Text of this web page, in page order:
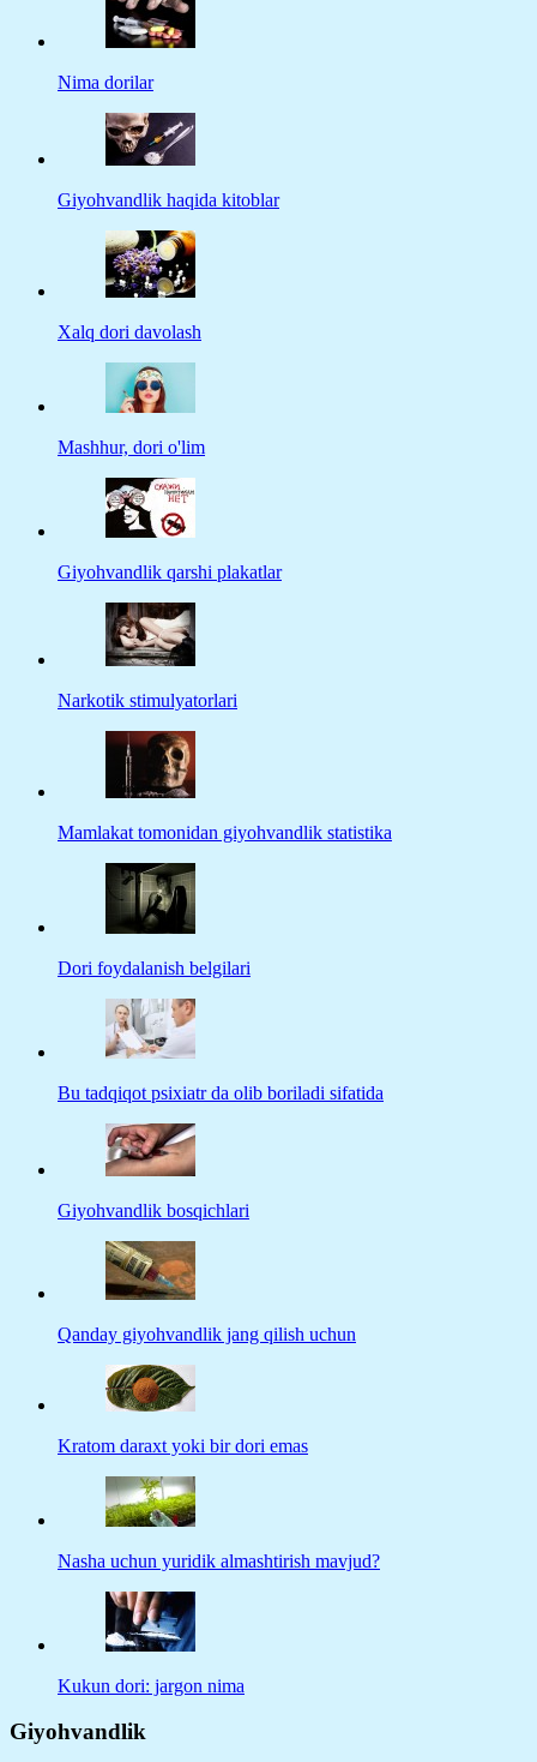
Nima dorilar
Giyohvandlik haqida kitoblar
Xalq dori davolash
Mashhur, dori o'lim
Giyohvandlik qarshi plakatlar
Narkotik stimulyatorlari
Mamlakat tomonidan giyohvandlik statistika
Dori foydalanish belgilari
Bu tadqiqot psixiatr da olib boriladi sifatida
Giyohvandlik bosqichlari
Qanday giyohvandlik jang qilish uchun
Kratom daraxt yoki bir dori emas
Nasha uchun yuridik almashtirish mavjud?
Kukun dori: jargon nima
Giyohvandlik